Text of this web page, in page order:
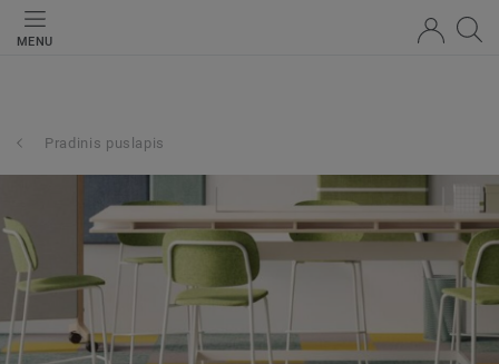
MENU
Pradinis puslapis